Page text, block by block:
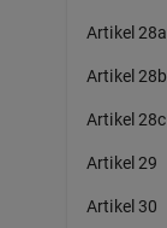
Artikel 28a
Artikel 28b
Artikel 28c
Artikel 29
Artikel 30